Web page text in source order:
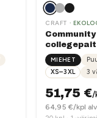
CRAFT ·
MIEHET
XS–3XL
3
51,75€/
64,95 €/kpl